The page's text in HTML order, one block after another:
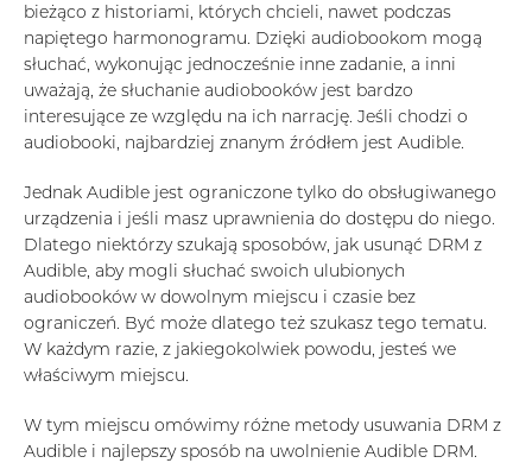
bieżąco z historiami, których chcieli, nawet podczas
napiętego harmonogramu. Dzięki audiobookom mogą
słuchać, wykonując jednocześnie inne zadanie, a inni
uważają, że słuchanie audiobooków jest bardzo
interesujące ze względu na ich narrację. Jeśli chodzi o
audiobooki, najbardziej znanym źródłem jest Audible.
Jednak Audible jest ograniczone tylko do obsługiwanego
urządzenia i jeśli masz uprawnienia do dostępu do niego.
Dlatego niektórzy szukają sposobów, jak usunąć DRM z
Audible, aby mogli słuchać swoich ulubionych
audiobooków w dowolnym miejscu i czasie bez
ograniczeń. Być może dlatego też szukasz tego tematu.
W każdym razie, z jakiegokolwiek powodu, jesteś we
właściwym miejscu.
W tym miejscu omówimy różne metody usuwania DRM z
Audible i najlepszy sposób na uwolnienie Audible DRM.